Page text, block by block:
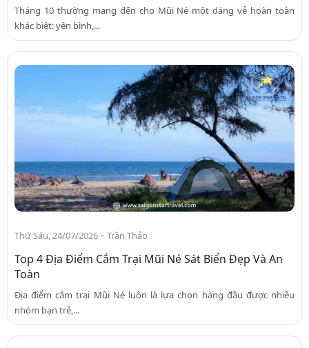
Tháng 10 thường mang đến cho Mũi Né một dáng vẻ hoàn toàn
khác biệt: yên bình,...
Thứ Sáu, 24/07/2026 - Trần Thảo
Top 4 Địa Điểm Cắm Trại Mũi Né Sát Biển Đẹp Và An
Toàn
Địa điểm cắm trại Mũi Né luôn là lựa chọn hàng đầu được nhiều
nhóm bạn trẻ,...